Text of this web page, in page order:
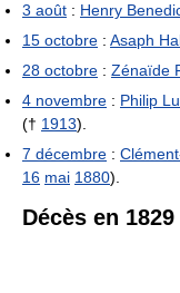
3 août : Henry
15 octobre : Asaph
28 octobre : Zénaïde
4 novembre : Philip
(† 1913).
7 décembre :
16 mai 1880).
Décès en 1829